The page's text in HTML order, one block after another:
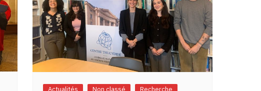
Actualités Non classé Recherche